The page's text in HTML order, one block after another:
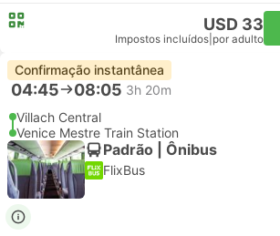
USD 33
Impostos incluídos por adulto
Confirmação instantânea
04:45 08:05 3h 20m
Villach Central
Venice Mestre Train Station
Padrão | Ônibus
FlixBus